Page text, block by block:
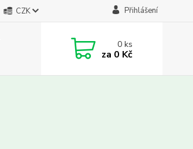
CZK Přihlášení
0ks
za 0 Kč